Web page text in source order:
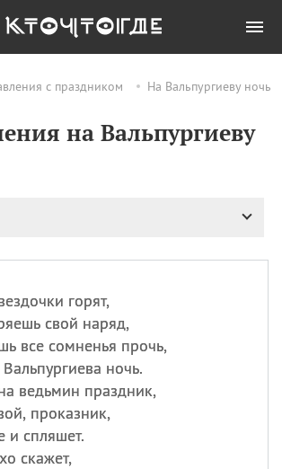
с праздником На Вальпургиеву ночь
на Вальпургиеву
горят,
свой наряд,
все сомненья прочь,
Вальпургиева ночь.
ведьмин праздник,
проказник,
и спляшет.
скажет,
ПРАЗДНИКИ Все
09.08 День памяти
великомученика и
Николая Чудотворца
11.08 День полета на
11.08
покровительницы
телевидения
ИМЕНА
Сегодня празднуют именины